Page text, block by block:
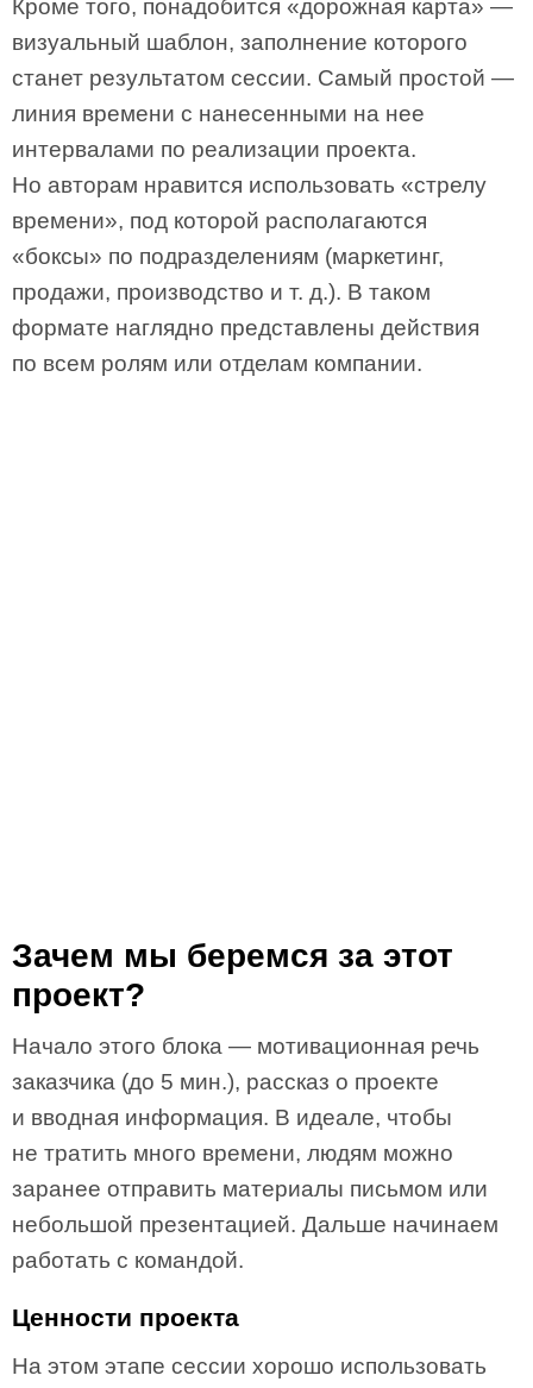
Кроме того, понадобится «дорожная карта» —
визуальный шаблон, заполнение которого
станет результатом сессии. Самый простой —
линия времени с нанесенными на нее
интервалами по реализации проекта.
Но авторам нравится использовать «стрелу
времени», под которой располагаются
«боксы» по подразделениям (маркетинг,
продажи, производство и т. д.). В таком
формате наглядно представлены действия
по всем ролям или отделам компании.
Зачем мы беремся за этот
проект?
Начало этого блока — мотивационная речь
заказчика (до 5 мин.), рассказ о проекте
и вводная информация. В идеале, чтобы
не тратить много времени, людям можно
заранее отправить материалы письмом или
небольшой презентацией. Дальше начинаем
работать с командой.
Ценности проекта
На этом этапе сессии хорошо использовать